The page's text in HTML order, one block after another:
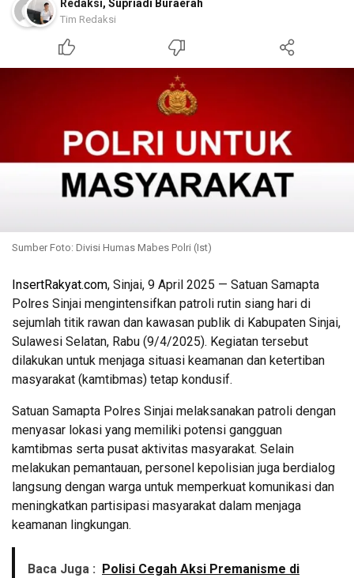
Redaksi, Supriadi Buraerah
Tim Redaksi
Sumber Foto: Divisi Humas Mabes Polri (Ist)
InsertRakyat.com, Sinjai, 9 April 2025 — Satuan Samapta
Polres Sinjai mengintensifkan patroli rutin siang hari di
sejumlah titik rawan dan kawasan publik di Kabupaten Sinjai,
Sulawesi Selatan, Rabu (9/4/2025). Kegiatan tersebut
dilakukan untuk menjaga situasi keamanan dan ketertiban
masyarakat (kamtibmas) tetap kondusif.
Satuan Samapta Polres Sinjai melaksanakan patroli dengan
menyasar lokasi yang memiliki potensi gangguan
kamtibmas serta pusat aktivitas masyarakat. Selain
melakukan pemantauan, personel kepolisian juga berdialog
langsung dengan warga untuk memperkuat komunikasi dan
meningkatkan partisipasi masyarakat dalam menjaga
keamanan lingkungan.
Baca Juga :
Polisi Cegah Aksi Premanisme di